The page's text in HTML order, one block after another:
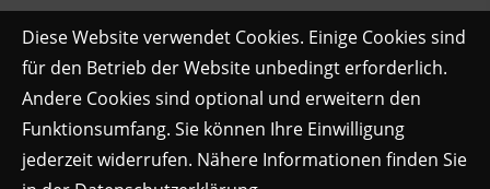
Diese Website verwendet Cookies. Einige Cookies sind
für den Betrieb der Website unbedingt erforderlich.
Andere Cookies sind optional und erweitern den
Funktionsumfang. Sie können Ihre Einwilligung
jederzeit widerrufen. Nähere Informationen finden Sie